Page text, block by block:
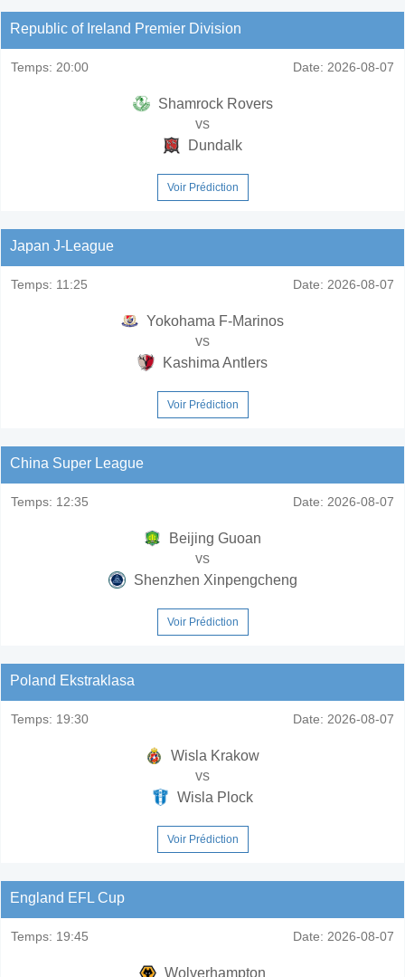
Republic of Ireland Premier Division
Temps: 20:00 Date: 2026-08-07
Shamrock Rovers
vs
Dundalk
Voir Prédiction
Japan J-League
Temps: 11:25 Date: 2026-08-07
Yokohama F-Marinos
vs
Kashima Antlers
Voir Prédiction
China Super League
Temps: 12:35 Date: 2026-08-07
Beijing Guoan
vs
Shenzhen Xinpengcheng
Voir Prédiction
Poland Ekstraklasa
Temps: 19:30 Date: 2026-08-07
Wisla Krakow
vs
Wisla Plock
Voir Prédiction
England EFL Cup
Temps: 19:45 Date: 2026-08-07
Wolverhampton